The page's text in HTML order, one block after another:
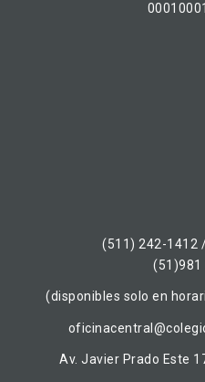
(511) 242-1412
(51)981
(disponibles solo en
Av. Javier Prado Este